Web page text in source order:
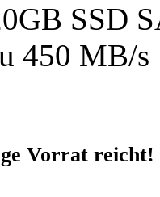
SSD
450 MB/s
Vorrat reicht!